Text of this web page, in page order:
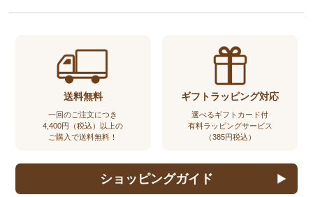
送料無料
一回のご注文につき
4,400円（税込）以上の
ご購入で送料無料！
ギフトラッピング対応
選べるギフトカード付
有料ラッピングサービス
（385円税込）
ショッピングガイド